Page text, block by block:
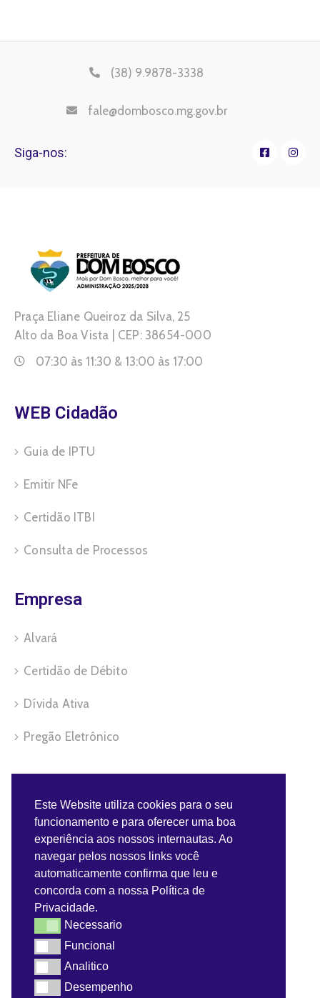
(38) 9.9878-3338
fale@dombosco.mg.gov.br
Siga-nos:
Praça Eliane Queiroz da Silva, 25
Alto da Boa Vista | CEP: 38654-000
07:30 às 11:30 & 13:00 às 17:00
WEB Cidadão
Guia de IPTU
Emitir NFe
Certidão ITBI
Consulta de Processos
Empresa
Alvará
Certidão de Débito
Dívida Ativa
Pregão Eletrônico
Benefícios do Servidor
Contra-Cheque
Convênios do Servidor
Webmail
Este Website utiliza cookies para o seu
funcionamento e para oferecer uma boa
experiência aos nossos internautas. Ao
navegar pelos nossos links você
automaticamente confirma que leu e
concorda com a nossa Política de
Privacidade.
NecessarioNecessario
FuncionalFuncional
AnaliticoAnalitico
Desempenho
Desempenho